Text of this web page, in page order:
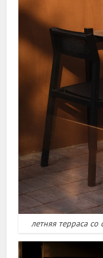
летняя терраса